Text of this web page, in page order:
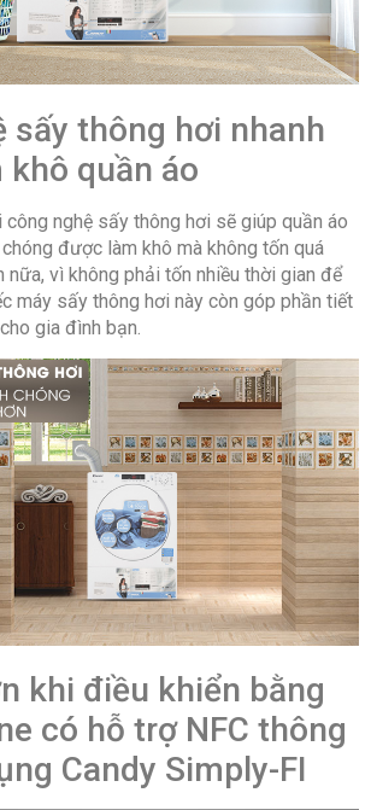
sấy thông hơi nhanh
quần áo
nghệ sấy thông hơi sẽ giúp quần áo
được làm khô mà không tốn quá
nữa, vì không phải tốn nhiều thời gian để
máy sấy thông hơi này còn góp phần tiết
gia đình bạn.
khi điều khiển bằng
có hỗ trợ NFC thông
Candy Simply-FI